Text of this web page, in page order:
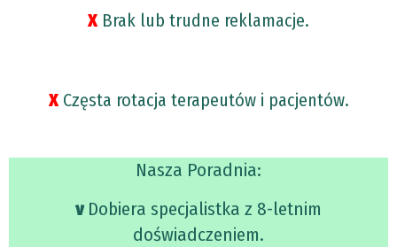
Χ Brak lub trudne reklamacje.
Χ Częsta rotacja terapeutów i pacjentów.
Nasza Poradnia:
νDobiera specjalistka z 8-letnim
doświadczeniem.